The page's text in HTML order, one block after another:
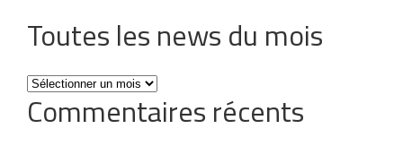
Toutes les news du mois
Toutes
les
news
Commentaires récents